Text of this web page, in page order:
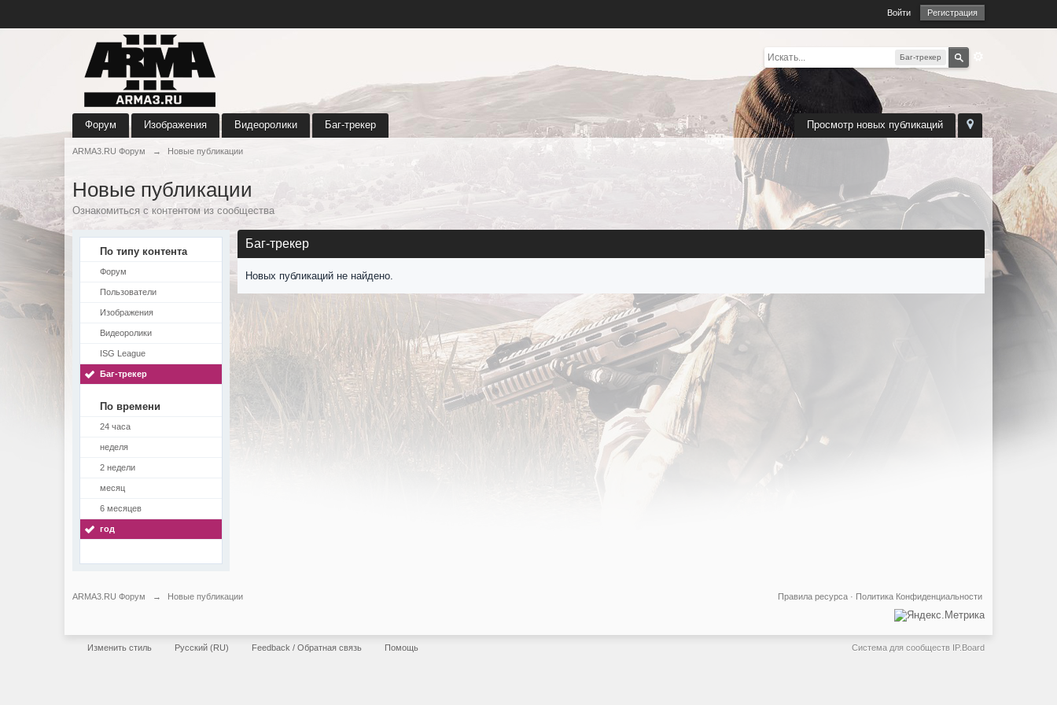
Войти Регистрация
Баг-трекер
Просмотр новых публикаций
Форум Изображения Видеоролики Баг-трекер
ARMA3.RU Форум → Новые публикации
Новые публикации
Ознакомиться с контентом из сообщества
По типу контента
Форум
Пользователи
Изображения
Видеоролики
ISG League
Баг-трекер
По времени
24 часа
неделя
2 недели
месяц
6 месяцев
год
Баг-трекер
Новых публикаций не найдено.
ARMA3.RU Форум → Новые публикации Политика Конфиденциальности
Правила ресурса ·
Изменить стиль Русский (RU) Feedback / Обратная связь Помощь Система для сообществ IP.Board